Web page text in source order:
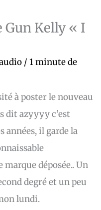
Gun Kelly « I
/1 minute de
à poster le nouveau
dit azyyyy c’est
années, il garde la
déposée.. Un
degré et un peu
lundi.